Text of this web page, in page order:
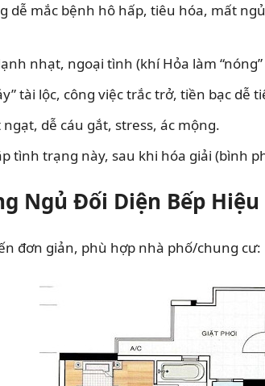
dễ mắc bệnh hô hấp, tiêu hóa, mất
nhạt, ngoại tình (khí Hỏa làm
tài lộc, công việc trắc trở, tiền bạc dễ
dễ cáu gắt, stress, ác mộng.
tình trạng này, sau khi hóa giải (bình
Ngủ Đối Diện Bếp Hiệu
đơn giản, phù hợp nhà phố/chung cư: